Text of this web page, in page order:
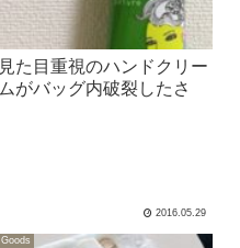
見た目重視のハンドクリー
ムがバッグ内破裂したさ
2016.05.29
Goods